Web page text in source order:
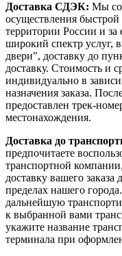
Доставка СДЭК: Мы
осуществления
территории России и
широкий спектр услуг,
двери", доставку до
доставку. Стоимость и
индивидуально в
назначения заказа.
предоставлен трек-
местонахождения.
Доставка до
предпочитаете
транспортной
доставку вашего
пределах нашего
дальнейшую
к выбранной вами
укажите название
терминала при